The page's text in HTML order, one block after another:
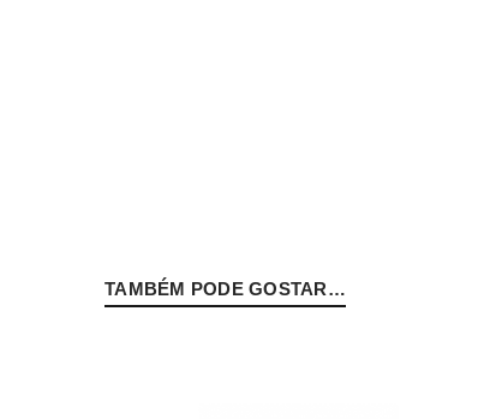
INICIAR SESSÃO
TAMBÉM PODE GOSTAR…